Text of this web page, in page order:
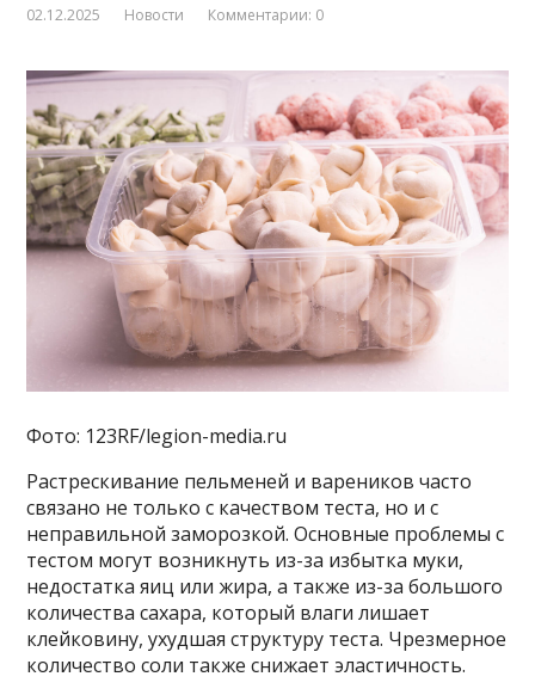
02.12.2025 Новости Комментарии: 0
Фото: 123RF/legion-media.ru
Растрескивание пельменей и вареников часто
связано не только с качеством теста, но и с
неправильной заморозкой. Основные проблемы с
тестом могут возникнуть из-за избытка муки,
недостатка яиц или жира, а также из-за большого
количества сахара, который влаги лишает
клейковину, ухудшая структуру теста. Чрезмерное
количество соли также снижает эластичность.